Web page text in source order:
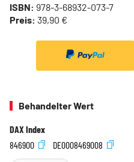
ISBN: 978-3-68932-073-7
Preis: 39,90 €
Behandelter Wert
DAX Index
846900
DE0008469008